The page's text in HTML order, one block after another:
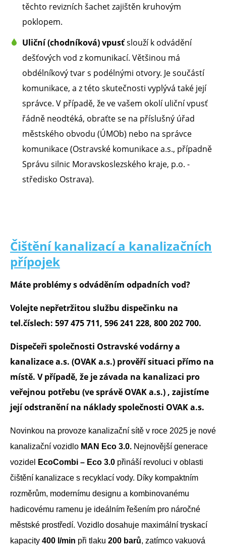
těchto revizních šachet zajištěn kruhovým
poklopem.
Uliční (chodníková) vpusťslouží k odvádění
dešťových vod z komunikací. Většinou má
obdélníkový tvar s podélnými otvory. Je součástí
komunikace, a z této skutečnosti vyplývá také její
správce. V případě, že ve vašem okolí uliční vpusť
řádně neodtéká, obraťte se na příslušný úřad
městského obvodu (ÚMOb) nebo na správce
komunikace (Ostravské komunikace a.s., případně
Správu silnic Moravskoslezského kraje, p.o. -
středisko Ostrava).
Čištění kanalizací a kanalizačních
přípojek
Máte problémy s odváděním odpadních vod?
Volejte nepřetržitou službu dispečinku na
tel.číslech: 597 475 711, 596 241 228, 800 202 700.
Dispečeři společnosti Ostravské vodárny a
kanalizace a.s. (OVAK a.s.) prověří situaci přímo na
místě. V případě, že je závada na kanalizaci pro
veřejnou potřebu (ve správě OVAK a.s.) , zajistíme
její odstranění na náklady společnosti OVAK a.s.
Novinkou na provoze kanalizační sítě v roce 2025 je nové
kanalizační vozidlo MAN Eco 3.0. Nejnovější generace
vozidel
EcoCombi – Eco 3.0 přináší revoluci v oblasti
čištění kanalizace s recyklací vody. Díky kompaktním
rozměrům, modernímu designu a kombinovanému
hadicovému ramenu je ideálním řešením pro náročné
městské prostředí. Vozidlo dosahuje maximální tryskací
kapacity 400 l/min při tlaku 200 barů, zatímco vakuová